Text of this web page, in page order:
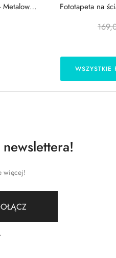
Fototapeta na
WSZYSTKIE
więcej!